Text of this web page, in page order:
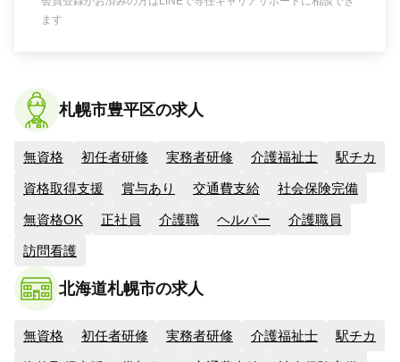
ます
札幌市豊平区の求人
無資格 初任者研修 実務者研修 介護福祉士 駅チカ
資格取得支援 賞与あり 交通費支給 社会保険完備
無資格OK 正社員 介護職 ヘルパー 介護職員
訪問看護
北海道札幌市の求人
無資格 初任者研修 実務者研修 介護福祉士 駅チカ